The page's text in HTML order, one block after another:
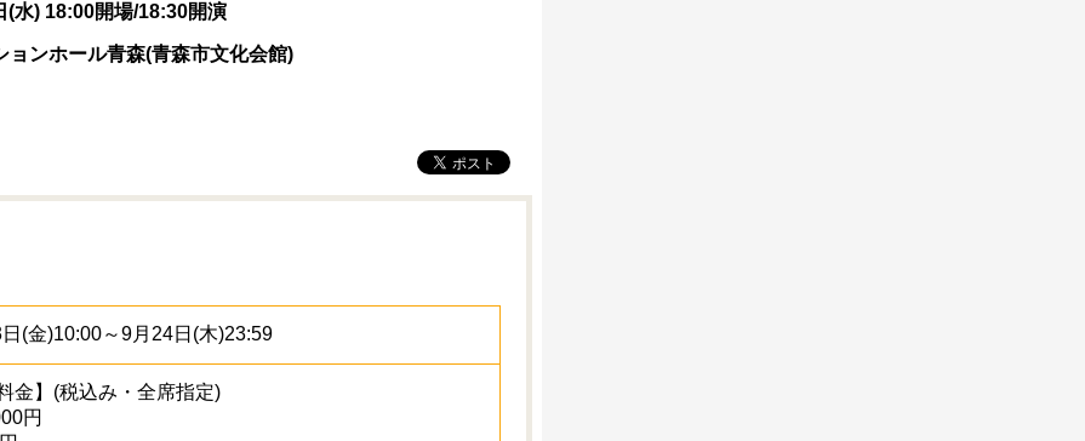
(水) 18:00開場/18:30開演
ョンホール青森(青森市文化会館)
(金)10:00～9月24日(木)23:59
金】(税込み・全席指定)
円